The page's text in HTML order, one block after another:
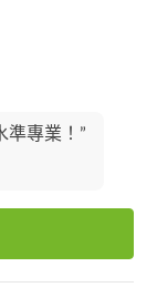
準專業！”